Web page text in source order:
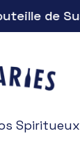
de
Spiritueux